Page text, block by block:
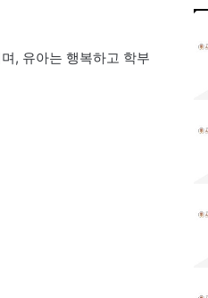
, 유아는 행복하고 학부